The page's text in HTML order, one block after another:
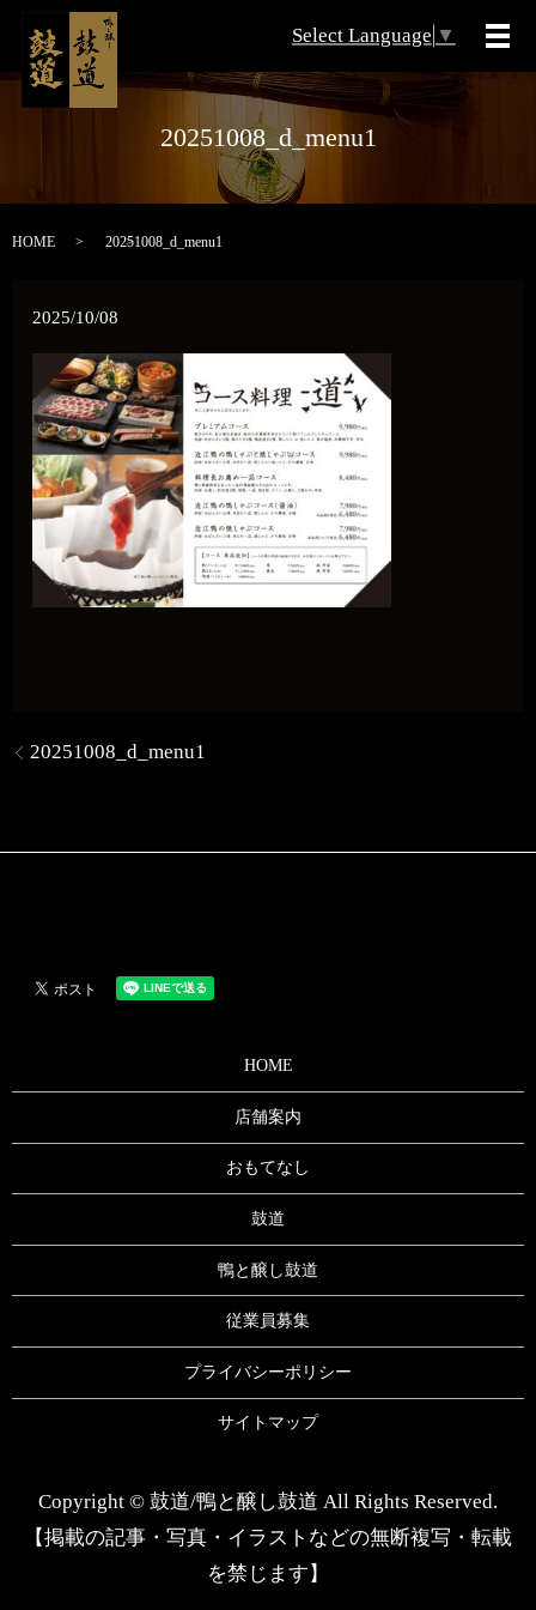
Select Language ▼
メ
20251008_d_menu1
HOME 20251008_d_menu1
2025/10/08
20251008_d_menu1
HOME
店舗案内
おもてなし
鼓道
鴨と醸し鼓道
従業員募集
プライバシーポリシー
サイトマップ
Copyright © 鼓道/鴨と醸し鼓道 All Rights Reserved.
【掲載の記事・写真・イラストなどの無断複写・転載
を禁じます】